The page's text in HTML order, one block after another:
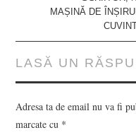
MAȘINĂ DE
LASĂ UN
Adresa ta de email nu va fi
marcate cu *